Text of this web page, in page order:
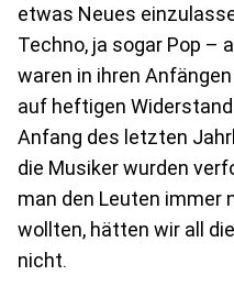
etwas Neues
Techno, ja sogar Pop –
waren in ihren
auf heftigen
Anfang des letzten
die Musiker wurden
man den Leuten immer
wollten, hätten wir all
nicht.